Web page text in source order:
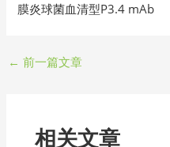
膜炎球菌血清型P3.4 mAb
← 前一篇文章
相关文章